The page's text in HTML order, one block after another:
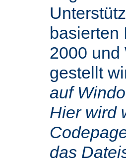
basierten
2000 und
gestellt
auf
Hier wird
das